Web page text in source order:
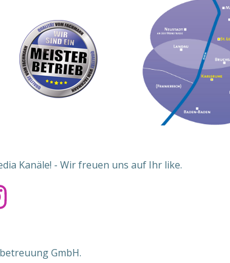
Kanäle! - Wir freuen uns auf Ihr like.
GmbH.